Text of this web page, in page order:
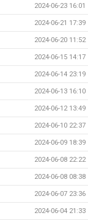
2024-06-23 16:01
2024-06-21 17:39
2024-06-20 11:52
2024-06-15 14:17
2024-06-14 23:19
2024-06-13 16:10
2024-06-12 13:49
2024-06-10 22:37
2024-06-09 18:39
2024-06-08 22:22
2024-06-08 08:38
2024-06-07 23:36
2024-06-04 21:33